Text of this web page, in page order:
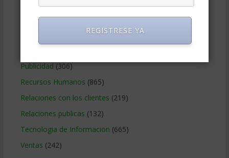
Negocios Internacionales(2.257)
(1.405)
Publicidad (306)
Recursos Humanos (865)
Relaciones con los clientes (219)
Relaciones publicas (132)
Tecnologia de Informacion (665)
Ventas (242)
REGISTRESE YA